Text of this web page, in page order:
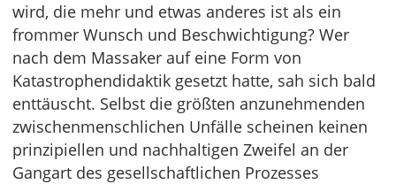
wird, die mehr und etwas anderes ist als ein
frommer Wunsch und Beschwichtigung? Wer
nach dem Massaker auf eine Form von
Katastrophendidaktik gesetzt hatte, sah sich bald
enttäuscht. Selbst die größten anzunehmenden
zwischenmenschlichen Unfälle scheinen keinen
prinzipiellen und nachhaltigen Zweifel an der
Gangart des gesellschaftlichen Prozesses